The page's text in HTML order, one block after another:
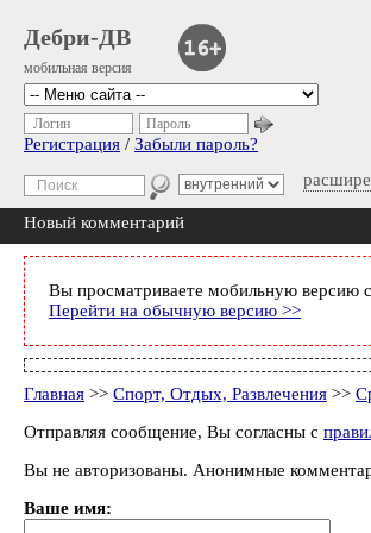
Дебри-ДВ
мобильная версия
Логин Пароль
Регистрация / Забыли пароль?
Новый комментарий
Вы просматриваете мобильную версию
Перейти на обычную версию >>
Главная >> Спорт, Отдых, Развлечения >>
Отправляя сообщение, Вы согласны с
Вы не авторизованы. Анонимные
Ваше имя: